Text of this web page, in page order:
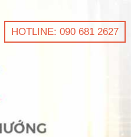
HOTLINE: 090 681 2627